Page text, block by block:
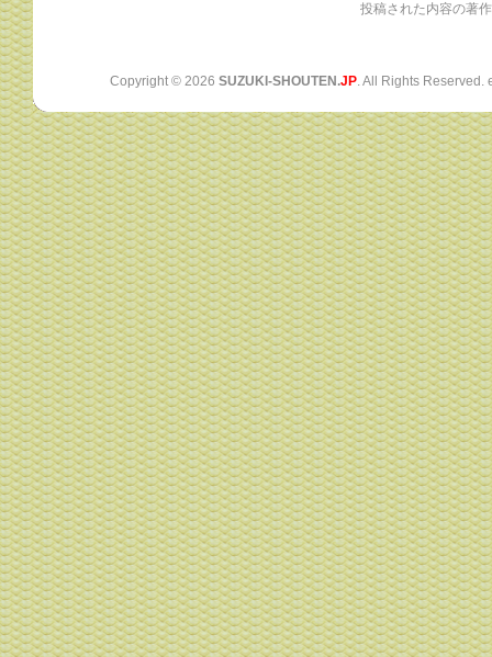
投稿された内容の著
Copyright © 2026 SUZUKI-SHOUTEN.JP. All Rights Reserved.